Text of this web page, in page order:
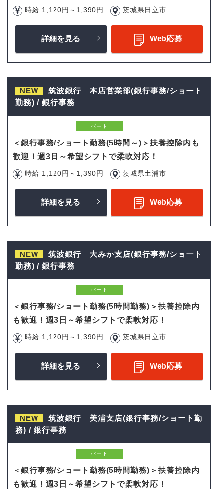
時給 1,120円～1,390円 茨城県日立市
詳細を見る Web応募
NEW
筑波銀行 本店営業部(銀行事務/ショート
勤務) / 銀行事務
パート
＜銀行事務/ショート勤務(5時間～)＞扶養控除内も
歓迎！週3日～希望シフトで柔軟対応！
時給 1,120円～1,390円 茨城県土浦市
詳細を見る Web応募
NEW
筑波銀行 大みか支店(銀行事務/ショート
勤務) / 銀行事務
パート
＜銀行事務/ショート勤務(5時間勤務)＞扶養控除内
も歓迎！週3日～希望シフトで柔軟対応！
時給 1,120円～1,390円 茨城県日立市
詳細を見る Web応募
NEW
筑波銀行 美浦支店(銀行事務/ショート勤
務) / 銀行事務
パート
＜銀行事務/ショート勤務(5時間勤務)＞扶養控除内
も歓迎！週3日～希望シフトで柔軟対応！